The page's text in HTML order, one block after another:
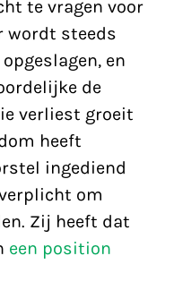
te vragen voor
wordt steeds
en
de
verliest groeit
heeft
ingediend
om
Zij heeft dat
een position